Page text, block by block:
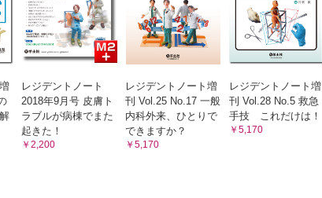
レジデントノート
2018年9月号 皮膚ト
ラブルが病棟でまた
起きた！
￥2,200
レジデントノート増
刊 Vol.25 No.17 一般
内科外来、ひとりで
できますか？
￥5,170
レジデントノート増
刊 Vol.28 No.5 救急
手技 これだけは！
￥5,170